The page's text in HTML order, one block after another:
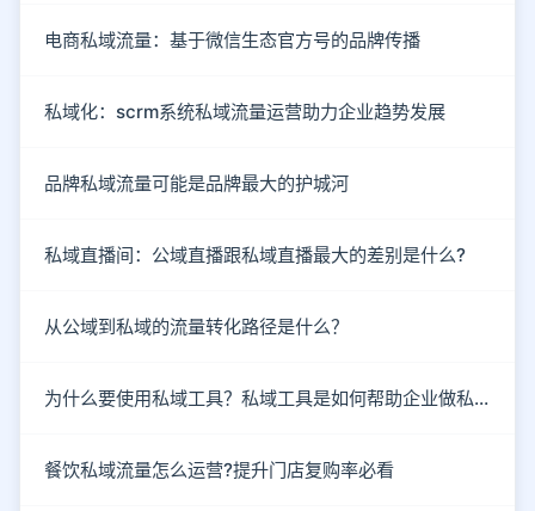
电商私域流量：基于微信生态官方号的品牌传播
私域化：scrm系统私域流量运营助力企业趋势发展
品牌私域流量可能是品牌最大的护城河
私域直播间：公域直播跟私域直播最大的差别是什么?
从公域到私域的流量转化路径是什么？
为什么要使用私域工具？私域工具是如何帮助企业做私域的？
餐饮私域流量怎么运营?提升门店复购率必看